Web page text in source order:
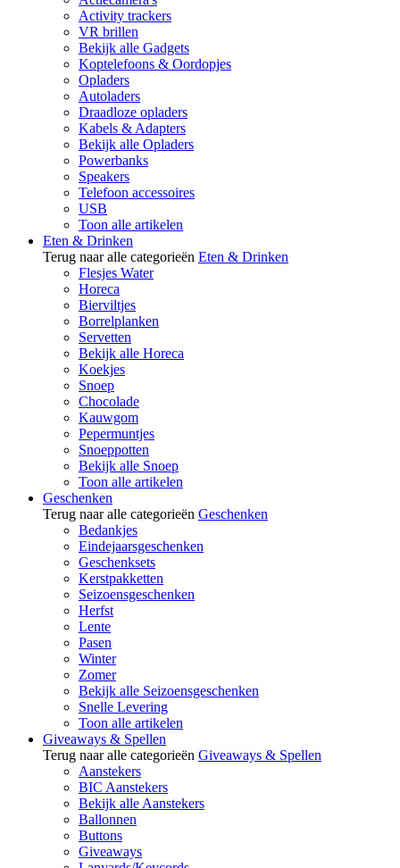
Activity trackers
VR brillen
Bekijk alle Gadgets
Koptelefoons & Oordopjes
Opladers
Autoladers
Draadloze opladers
Kabels & Adapters
Bekijk alle Opladers
Powerbanks
Speakers
Telefoon accessoires
USB
Toon alle artikelen
Eten & Drinken
Terug naar alle categorieën Eten & Drinken
Flesjes Water
Horeca
Bierviltjes
Borrelplanken
Servetten
Bekijk alle Horeca
Koekjes
Snoep
Chocolade
Kauwgom
Pepermuntjes
Snoeppotten
Bekijk alle Snoep
Toon alle artikelen
Geschenken
Terug naar alle categorieën Geschenken
Bedankjes
Eindejaarsgeschenken
Geschenksets
Kerstpakketten
Seizoensgeschenken
Herfst
Lente
Pasen
Winter
Zomer
Bekijk alle Seizoensgeschenken
Snelle Levering
Toon alle artikelen
Giveaways & Spellen
Terug naar alle categorieën Giveaways & Spellen
Aanstekers
BIC Aanstekers
Bekijk alle Aanstekers
Ballonnen
Buttons
Giveaways